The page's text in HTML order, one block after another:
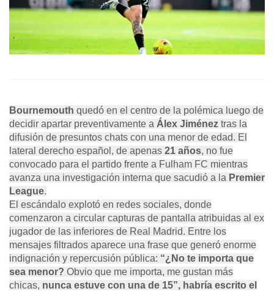
Bournemouth quedó en el centro de la polémica luego de
decidir apartar preventivamente a Álex Jiménez tras la
difusión de presuntos chats con una menor de edad. El
lateral derecho español, de apenas 21 años, no fue
convocado para el partido frente a Fulham FC mientras
avanza una investigación interna que sacudió a la Premier
League.
El escándalo explotó en redes sociales, donde
comenzaron a circular capturas de pantalla atribuidas al ex
jugador de las inferiores de Real Madrid. Entre los
mensajes filtrados aparece una frase que generó enorme
indignación y repercusión pública: “¿No te importa que
sea menor? Obvio que me importa, me gustan más
chicas, nunca estuve con una de 15”, habría escrito el